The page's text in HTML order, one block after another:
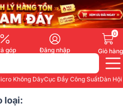
góp Đăng nhập
0
Giỏ hàng
Không DâyCục Đẩy Công SuấtDàn
loại: